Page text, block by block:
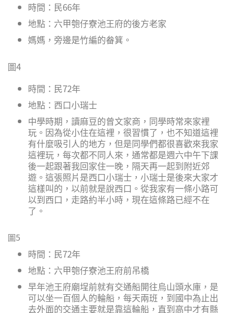
時間：民66年
地點：六甲匏仔寮池王府的後方老家
媽媽，旁邊是竹編的畚箕。
圖4
時間：民72年
地點：西口小瑞士
中學時期，讀麻豆的曾文家商，同學時常來家裡
玩。因為從小住在這裡，很習慣了，也不知道這裡
有什麼吸引人的地方，但是同學們都很喜歡來我家
這裡玩，每次都不同人來，通常都是週六中午下課
後一起跟著我回家住一晚，隔天再一起到附近郊
遊。這張照片是西口小瑞士，小瑞士是後來大家才
這樣叫的，以前就是說西口。從我家有一條小路可
以到西口，走路約半小時，現在這條路已經不在
了。
圖5
時間：民72年
地點：六甲匏仔寮池王府前吊橋
早年池王府廟埕前就有交通船開往烏山頭水庫，是
可以坐一百個人的輪船，每天兩班，到國中為止出
去外面的交通主要就是靠這輪船，直到高中才有縣